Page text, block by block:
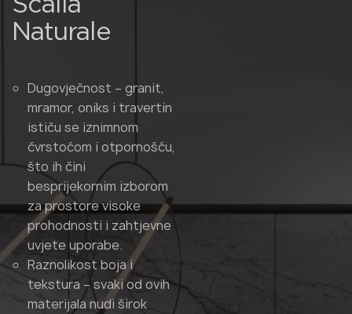
Scalla
Naturale
Dugovječnost – granit,
mramor, oniks i travertin
ističu se iznimnom
čvrstoćom i otpornošću,
što ih čini
besprijekornim izborom
za prostore visoke
prohodnosti i zahtjevne
uvjete uporabe.
Raznolikost boja i
tekstura – svaki od ovih
materijala nudi širok